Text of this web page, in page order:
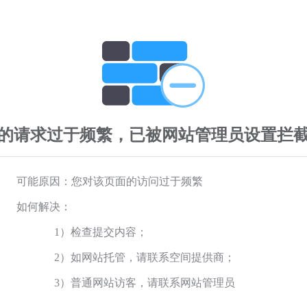
请求过于频繁，已被网站管理员设置拦
可能原因：您对该页面的访问过于频繁
如何解决：
1）检查提交内容；
2）如网站托管，请联系空间提供商；
3）普通网站访客，请联系网站管理员